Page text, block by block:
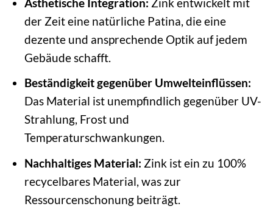
der Zeit eine natürliche Patina, die eine
dezente und ansprechende Optik auf jedem
Gebäude schafft.
Beständigkeit gegenüber Umwelteinflüssen:
Das Material ist unempfindlich gegenüber UV-
Strahlung, Frost und
Temperaturschwankungen.
Nachhaltiges Material: Zink ist ein zu 100%
recycelbares Material, was zur
Ressourcenschonung beiträgt.